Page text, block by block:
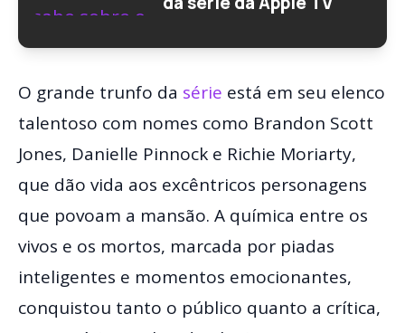
O grande trunfo da série está em seu elenco
talentoso com nomes como Brandon Scott
Jones, Danielle Pinnock e Richie Moriarty,
que dão vida aos excêntricos personagens
que povoam a mansão. A química entre os
vivos e os mortos, marcada por piadas
inteligentes e momentos emocionantes,
conquistou tanto o público quanto a crítica,